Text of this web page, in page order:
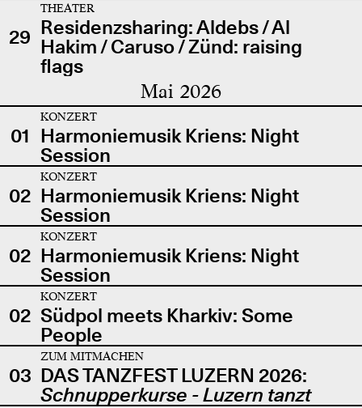
29
THEATER
Residenzsharing: Aldebs / Al
Hakim / Caruso / Zünd: raising
flags
Mai 2026
01
KONZERT
Harmoniemusik Kriens: Night
Session
02
KONZERT
Harmoniemusik Kriens: Night
Session
02
KONZERT
Harmoniemusik Kriens: Night
Session
02
KONZERT
Südpol meets Kharkiv: Some
People
03
ZUM MITMACHEN
DAS TANZFEST LUZERN 2026:
Schnupperkurse - Luzern tanzt